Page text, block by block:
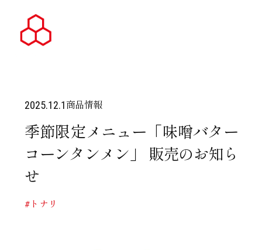
2025.12.1商品情報
季節限定メニュー「味噌バター
コーンタンメン」 販売のお知ら
せ
#トナリ